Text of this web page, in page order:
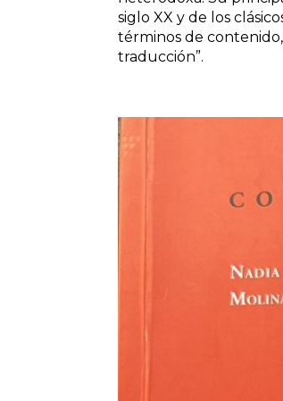
siglo XX y de los
términos de
traducción”.